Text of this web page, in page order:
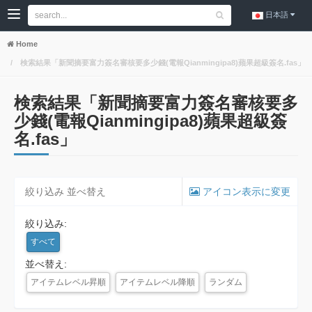
日本語
Home
検索結果「新聞摘要富力簽名審核要多少錢(電報Qianmingipa8)蘋果超級簽名.fas」
検索結果「新聞摘要富力簽名審核要多
少錢(電報Qianmingipa8)蘋果超級簽
名.fas」
絞り込み 並べ替え アイコン表示に変更
絞り込み:
すべて
並べ替え:
アイテムレベル昇順 アイテムレベル降順 ランダム